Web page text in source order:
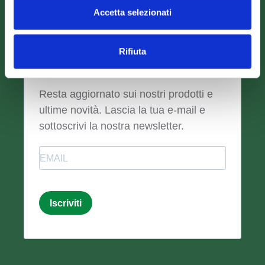
Accetta selezionati
Rifiuta
Newsletter
Resta aggiornato sui nostri prodotti e
ultime novità. Lascia la tua e-mail e
sottoscrivi la nostra newsletter.
Email
Iscriviti